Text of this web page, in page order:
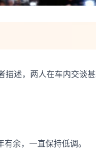
描述，两人在车内交谈
余，一直保持低调。